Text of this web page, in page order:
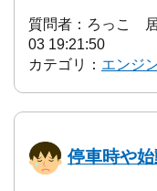
質問者：ろっこ
03 19:21:50
カテゴリ： エンジ
停車時や